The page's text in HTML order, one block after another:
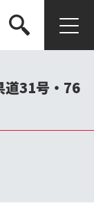
道31号・76